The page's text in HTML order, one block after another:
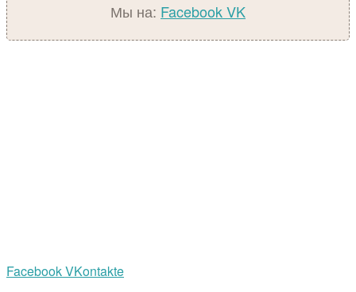
Мы на: FacebookVK
FacebookVKontakte